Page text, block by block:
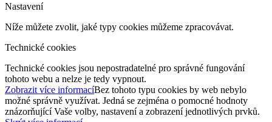
Nastavení
Níže můžete zvolit, jaké typy cookies můžeme zpracovávat.
Technické cookies
Technické cookies jsou nepostradatelné pro správné fungování
tohoto webu a nelze je tedy vypnout.
Zobrazit více informacíBez tohoto typu cookies by web nebylo
možné správně využívat. Jedná se zejména o pomocné hodnoty
znázorňující Vaše volby, nastavení a zobrazení jednotlivých prvků.